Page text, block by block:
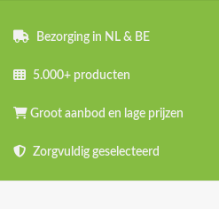
Bezorging in NL & BE
5.000+ producten
Groot aanbod en lage prijzen
Zorgvuldig geselecteerd